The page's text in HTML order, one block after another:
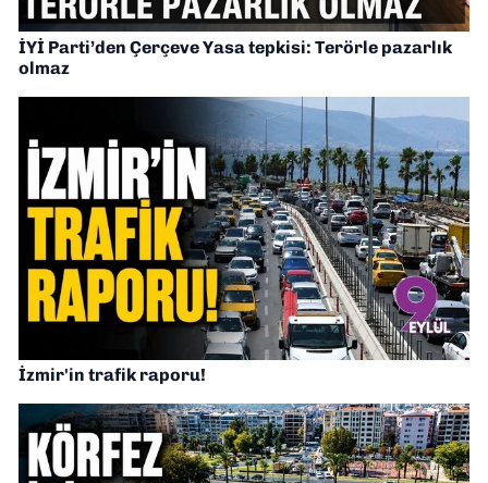
İYİ Parti’den Çerçeve Yasa tepkisi: Terörle pazarlık
olmaz
İzmir'in trafik raporu!